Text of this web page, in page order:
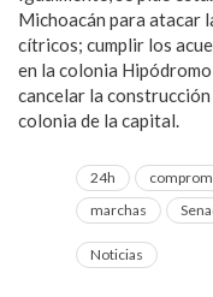
Michoacán para atacar
cítricos; cumplir los
en la colonia
cancelar la construcción
colonia de la capital.
24h
marchas
Noticias